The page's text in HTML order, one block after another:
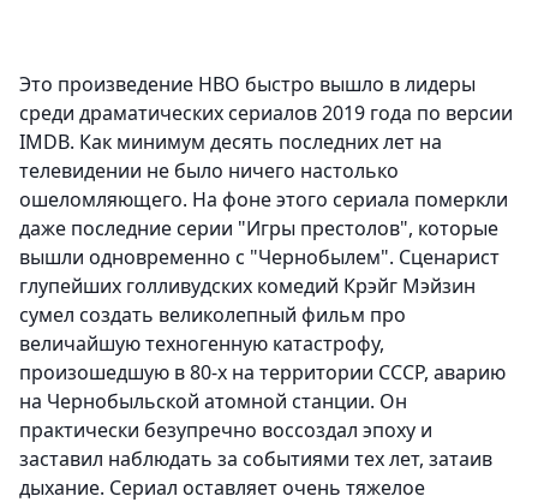
Это произведение НВО быстро вышло в лидеры
среди драматических сериалов 2019 года по версии
IMDB. Как минимум десять последних лет на
телевидении не было ничего настолько
ошеломляющего. На фоне этого сериала померкли
даже последние серии "Игры престолов", которые
вышли одновременно с "Чернобылем". Сценарист
глупейших голливудских комедий Крэйг Мэйзин
сумел создать великолепный фильм про
величайшую техногенную катастрофу,
произошедшую в 80-х на территории СССР, аварию
на Чернобыльской атомной станции. Он
практически безупречно воссоздал эпоху и
заставил наблюдать за событиями тех лет, затаив
дыхание. Сериал оставляет очень тяжелое